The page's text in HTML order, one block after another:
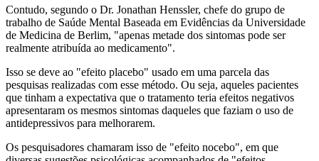
Contudo, segundo o Dr. Jonathan Henssler, chefe do grupo de
trabalho de Saúde Mental Baseada em Evidências da Universidade
de Medicina de Berlim, "apenas metade dos sintomas pode ser
realmente atribuída ao medicamento".
Isso se deve ao "efeito placebo" usado em uma parcela das
pesquisas realizadas com esse método. Ou seja, aqueles pacientes
que tinham a expectativa que o tratamento teria efeitos negativos
apresentaram os mesmos sintomas daqueles que faziam o uso de
antidepressivos para melhorarem.
Os pesquisadores chamaram isso de "efeito nocebo", em que